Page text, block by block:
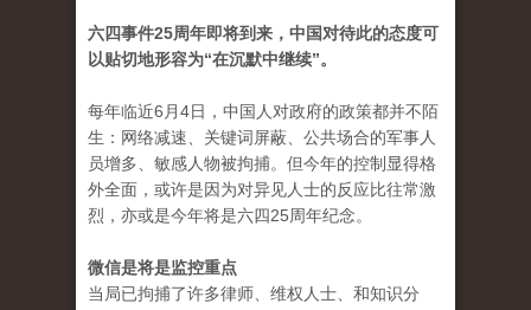
六四事件25周年即将到来，中国对待此的态度可
以贴切地形容为“在沉默中继续”。
每年临近6月4日，中国人对政府的政策都并不陌
生：网络减速、关键词屏蔽、公共场合的军事人
员增多、敏感人物被拘捕。但今年的控制显得格
外全面，或许是因为对异见人士的反应比往常激
烈，亦或是今年将是六四25周年纪念。
微信是将是监控重点
当局已拘捕了许多律师、维权人士、和知识分